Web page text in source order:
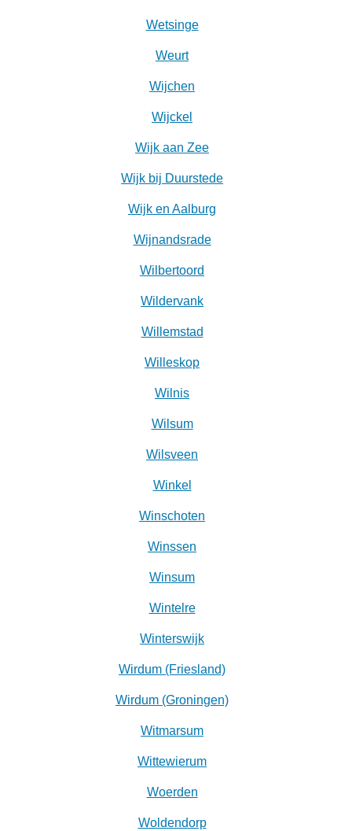
Wetsinge
Weurt
Wijchen
Wijckel
Wijk aan Zee
Wijk bij Duurstede
Wijk en Aalburg
Wijnandsrade
Wilbertoord
Wildervank
Willemstad
Willeskop
Wilnis
Wilsum
Wilsveen‎
Winkel
Winschoten
Winssen
Winsum
Wintelre
Winterswijk
Wirdum (Friesland)
Wirdum (Groningen)
Witmarsum
Wittewierum
Woerden
Woldendorp